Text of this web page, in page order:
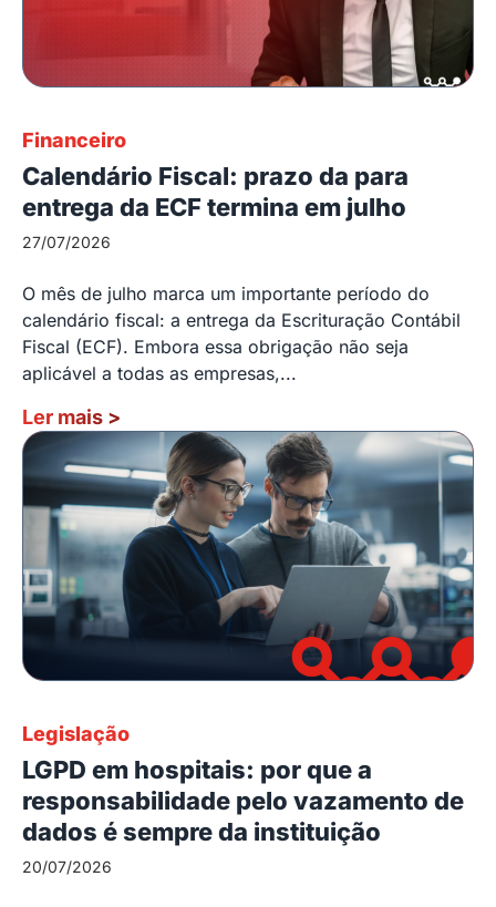
Financeiro
Calendário Fiscal: prazo da para
entrega da ECF termina em julho
27/07/2026
O mês de julho marca um importante período do
calendário fiscal: a entrega da Escrituração Contábil
Fiscal (ECF). Embora essa obrigação não seja
aplicável a todas as empresas,...
Ler mais >
Legislação
LGPD em hospitais: por que a
responsabilidade pelo vazamento de
dados é sempre da instituição
20/07/2026